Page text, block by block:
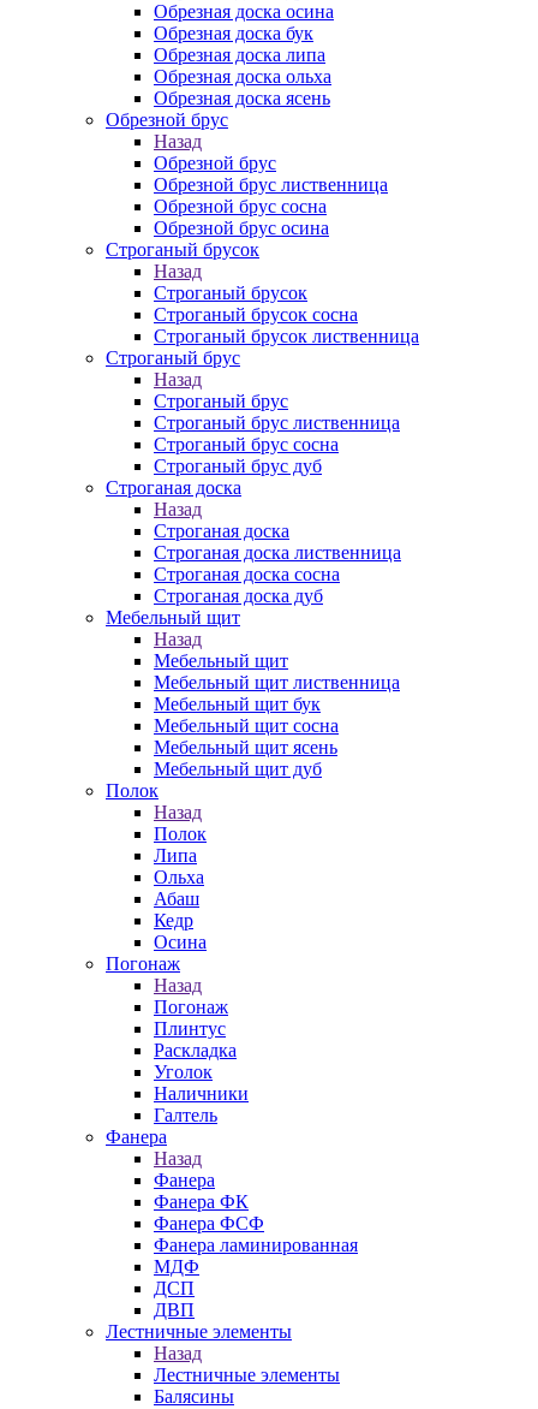
Обрезная доска осина
Обрезная доска бук
Обрезная доска липа
Обрезная доска ольха
Обрезная доска ясень
Обрезной брус
Назад
Обрезной брус
Обрезной брус лиственница
Обрезной брус сосна
Обрезной брус осина
Строганый брусок
Назад
Строганый брусок
Строганый брусок сосна
Строганый брусок лиственница
Строганый брус
Назад
Строганый брус
Строганый брус лиственница
Строганый брус сосна
Строганый брус дуб
Строганая доска
Назад
Строганая доска
Строганая доска лиственница
Строганая доска сосна
Строганая доска дуб
Мебельный щит
Назад
Мебельный щит
Мебельный щит лиственница
Мебельный щит бук
Мебельный щит сосна
Мебельный щит ясень
Мебельный щит дуб
Полок
Назад
Полок
Липа
Ольха
Абаш
Кедр
Осина
Погонаж
Назад
Погонаж
Плинтус
Раскладка
Уголок
Наличники
Галтель
Фанера
Назад
Фанера
Фанера ФК
Фанера ФСФ
Фанера ламинированная
МДФ
ДСП
ДВП
Лестничные элементы
Назад
Лестничные элементы
Балясины